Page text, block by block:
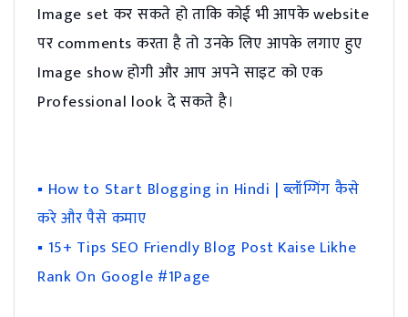
Image set कर सकते हो ताकि कोई भी आपके website
पर comments करता है तो उनके लिए आपके लगाए हुए
Image show होगी और आप अपने साइट को एक
Professional look दे सकते है।
▪ How to Start Blogging in Hindi | ब्लॉग्गिंग कैसे
करे और पैसे कमाए
▪ 15+ Tips SEO Friendly Blog Post Kaise Likhe
Rank On Google #1Page